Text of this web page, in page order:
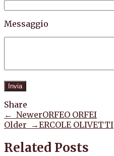
Messaggio
Share
← NewerORFEO ORFEI
Older →ERCOLE OLIVETTI
Related Posts